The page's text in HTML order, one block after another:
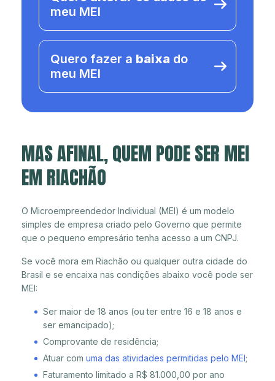
meu MEI
Quero fazer a baixa do
meu MEI
MAS AFINAL, QUEM PODE SER MEI
EM RIACHÃO
O Microempreendedor Individual (MEI) é um modelo
simples de empresa criado pelo Governo que permite
que o pequeno empresário tenha acesso a um CNPJ.
Se você mora em Riachão ou qualquer outra cidade do
Brasil e se encaixa nas condições abaixo você pode ser
MEI:
Ser maior de 18 anos (ou ter entre 16 e 18 anos e
ser emancipado);
Comprovante de residência;
Atuar com uma das atividades permitidas pelo MEI ;
Faturamento limitado a R$ 81.000,00 por ano